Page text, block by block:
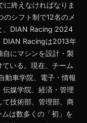
に終えなければなりま
のシフト制で12名のメ
、DIAN Racing 2024
DIAN Racingは2013年
にマシンを設計・製
いる。現在、チーム
動車学院、電子・情報
媒学院、経済・管理
て技術部、管理部、商
は数多くの「初」を